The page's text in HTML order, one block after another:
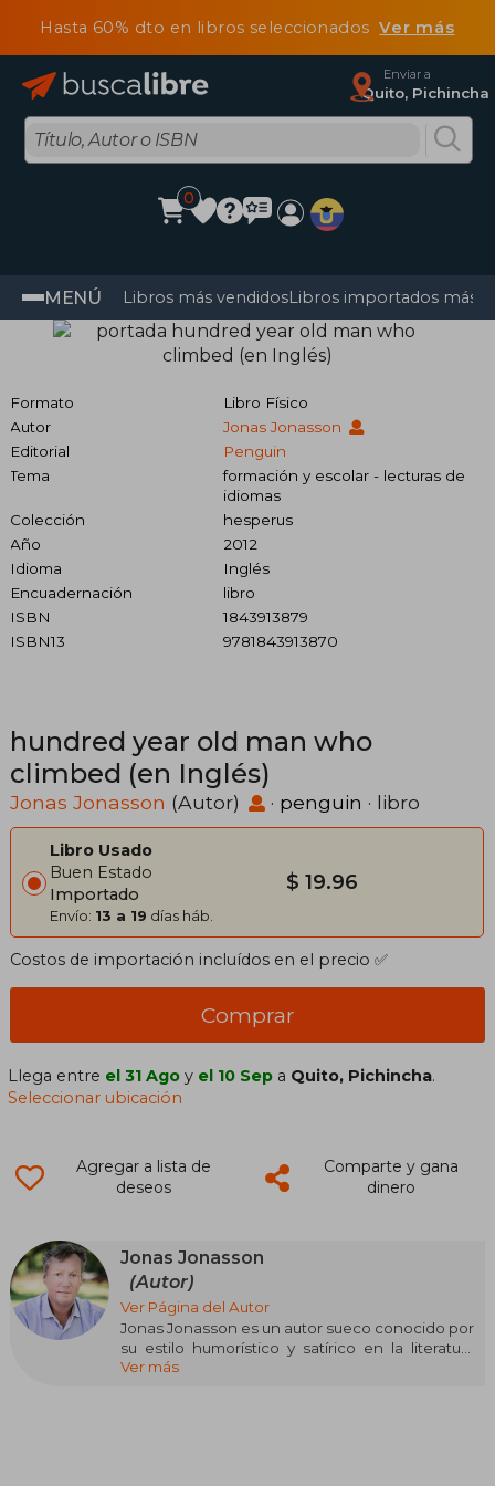
Hasta 60% dto en libros seleccionadosVer más
Enviar a
Quito, Pichincha
0
MENÚ Libros más vendidosLibros importados más
Formato
Libro Físico
Autor
Jonas Jonasson
Editorial
Penguin
Tema
formación y escolar - lecturas de
idiomas
Colección
hesperus
Año
2012
Idioma
Inglés
Encuadernación
libro
ISBN
1843913879
ISBN13
9781843913870
hundred year old man who
climbed (en Inglés)
Jonas Jonasson (Autor) · penguin · libro
Libro Usado
Buen Estado
Importado
Envío: 13 a 19 días háb.
$ 19.96
Costos de importación incluídos en el precio ✅
Comprar
Llega entre el 31 Ago y el 10 Sep a Quito, Pichincha.
Seleccionar ubicación
Agregar a lista de
deseos
Comparte y gana
dinero
Jonas Jonasson
(Autor)
Ver Página del Autor
Jonas Jonasson es un autor sueco conocido por
su estilo humorístico y satírico en la literatura
contemporánea. Su obra más célebre, El abuelo
Ver más